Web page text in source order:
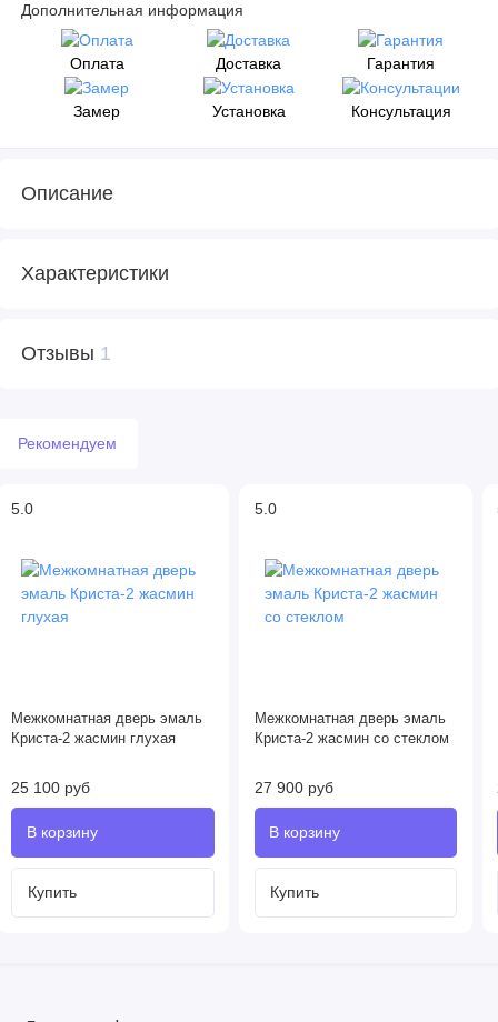
Дополнительная информация
Оплата Доставка Гарантия
Замер Установка Консультация
Описание
Характеристики
Отзывы 1
Рекомендуем
5.0
Межкомнатная дверь эмаль
Криста-2 жасмин глухая
25 100 руб
Купить
5.0
Межкомнатная дверь эмаль
Криста-2 жасмин со стеклом
27 900 руб
Купить